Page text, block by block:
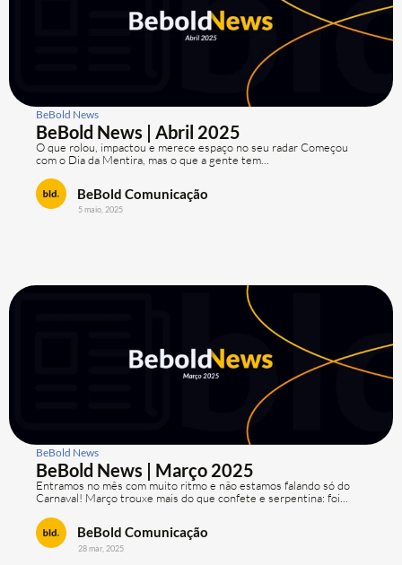
BeBold News
BeBold News | Abril 2025
O que rolou, impactou e merece espaço no seu radar Começou
com o Dia da Mentira, mas o que a gente tem...
BeBold Comunicação
5 maio, 2025
BeBold News
BeBold News | Março 2025
Entramos no mês com muito ritmo e não estamos falando só do
Carnaval! Março trouxe mais do que confete e serpentina: foi...
BeBold Comunicação
28 mar, 2025